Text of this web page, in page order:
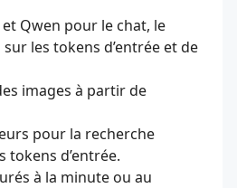
Qwen pour le chat, le
les tokens d’entrée et de
images à partir de
pour la recherche
d’entrée.
à la minute ou au